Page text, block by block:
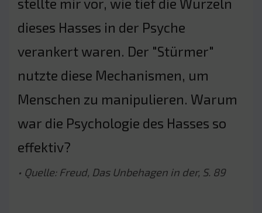
stellte mir vor, wie tief die Wurzeln
dieses Hasses in der Psyche
verankert waren. Der "Stürmer"
nutzte diese Mechanismen, um
Menschen zu manipulieren. Warum
war die Psychologie des Hasses so
effektiv?
• Quelle: Freud, Das Unbehagen in der, S. 89